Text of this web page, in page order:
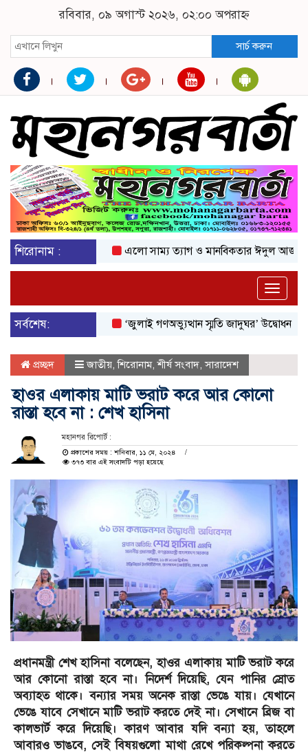
রবিবার, ০৯ অগাস্ট ২০২৬, ০২:০০ অপরাহ্ন
সার্চ করুন
শিরোনাম : এলো সাম্য ত্যাগ ও মানবিকতার ঈদুল আজহা
Toggle
সর্বশেষ:
‘জুলাই গণঅভ্যুত্থান স্মৃতি জাদুঘর’ উদ্বোধন করলেন
প্রচ্ছদ জাতীয়,শিরোনাম,শীর্ষ সংবাদ,সারাদেশ
হাওর এলাকায় মাটি ভরাট করে আর কোনো
রাস্তা হবে না : শেখ হাসিনা
মহানগর রিপোর্ট :
প্রকাশের সময় : শনিবার, ১১ মে, ২০২৪
৩৭৩ বার এই সংবাদটি পড়া হয়েছে
প্রধানমন্ত্রী শেখ হাসিনা বলেছেন, হাওর এলাকায় মাটি ভরাট করে
আর কোনো রাস্তা হবে না। নিদের্শ দিয়েছি, যেন পানির স্রোত
অব্যাহত থাকে। বন্যার সময় অনেক রাস্তা ভেঙে যায়। যেখানে
ভেঙে যাবে সেখানে মাটি ভরাট করতে দেই না। সেখানে ব্রিজ বা
কালভার্ট করে দিয়েছি। কারণ আবার যদি বন্যা হয়, তাহলে
আবারও ভাঙবে, সেই বিষয়গুলো মাথা রেখে পরিকল্পনা করতে